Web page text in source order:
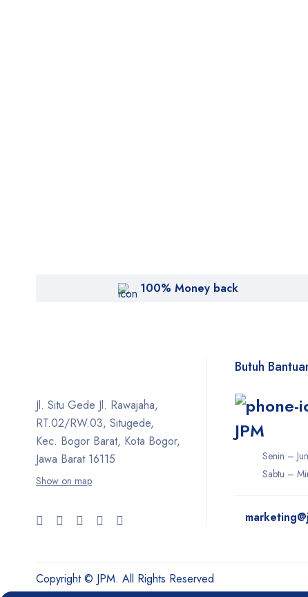
100% Money back
Jl. Situ Gede Jl. Rawajaha,
RT.02/RW.03, Situgede,
Kec. Bogor Barat, Kota Bogor,
Jawa Barat 16115
Show on map
Butuh
JPM
Senin –
Sabtu –
Copyright © JPM. All Rights Reserved